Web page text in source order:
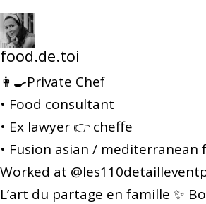
food.de.toi
👩‍🍳Private Chef
• Food consultant
• Ex lawyer 👉 cheffe
• Fusion asian / mediterranean
Worked at
L’art du partage en famille ✨